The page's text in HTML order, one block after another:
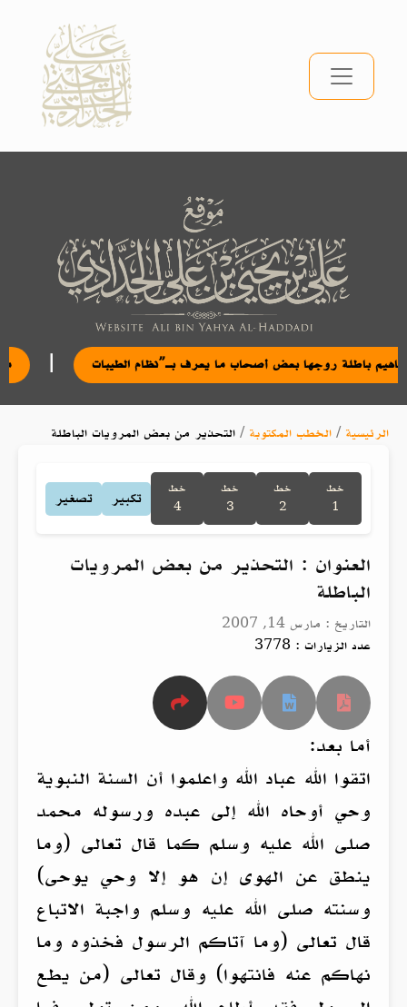
تصحيح مفاهيم باطلة روجها بعض أصحاب ما يعرف بـ”نظام الطيبات”
الرئيسية / الخطب المكتوبة / التحذير من بعض المرويات الباطلة
خط
1
خط
2
خط
3
خط
4
تكبير تصغير
العنوان : التحذير من بعض المرويات
الباطلة
التاريخ : مارس 14, 2007
عدد الزيارات : 3778
أما بعد:
اتقوا الله عباد الله واعلموا أن السنة النبوية
وحي أوحاه الله إلى عبده ورسوله محمد
صلى الله عليه وسلم كما قال تعالى (وما
ينطق عن الهوى إن هو إلا وحي يوحى)
وسنته صلى الله عليه وسلم واجبة الاتباع
قال تعالى (وما آتاكم الرسول فخذوه وما
نهاكم عنه فانتهوا) وقال تعالى (من يطع